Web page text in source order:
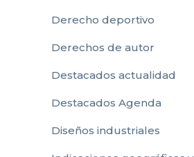
Derecho deportivo
Derechos de autor
Destacados actualidad
Destacados Agenda
Diseños industriales